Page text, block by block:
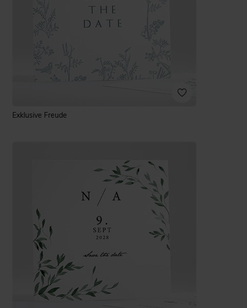
Exklusive Freude